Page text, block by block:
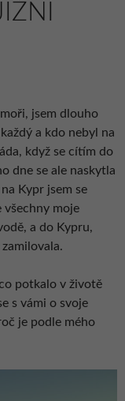
jsem dlouho
a kdo nebyl na
když se cítím do
dne se ale naskytla
Kypr jsem se
všechny moje
a do Kypru,
potkalo v životě
s vámi o svoje
je podle mého